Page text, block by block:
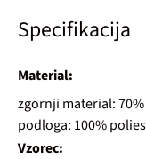
Specifikacija
Material:
zgornji material:
podloga: 100%
Vzorec: